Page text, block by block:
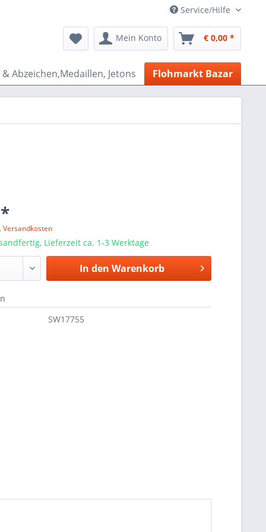
Service/Hilfe
Mein Konto € 0,00 *
Abzeichen,Medaillen, Jetons Flohmarkt Bazar
Versandkosten
Lieferzeit ca. 1-3 Werktage
In den Warenkorb
SW17755